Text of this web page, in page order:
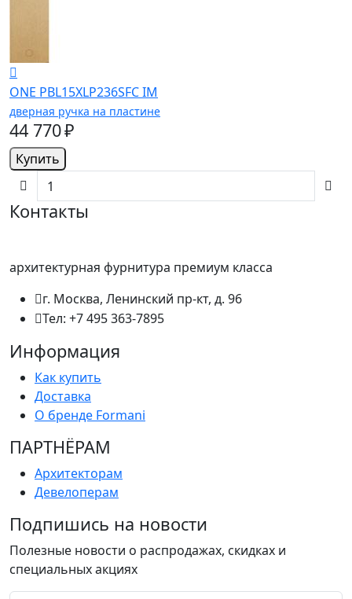
ONE PBL15XLP236SFC IM
дверная ручка на пластине
44 770 ₽
Купить
Контакты
архитектурная фурнитура премиум класса
г. Москва, Ленинский пр-кт, д. 96
Тел: +7 495 363-7895
Информация
Как купить
Доставка
О бренде Formani
ПАРТНËРАМ
Архитекторам
Девелоперам
Подпишись на новости
Полезные новости о распродажах, скидках и
специальных акциях